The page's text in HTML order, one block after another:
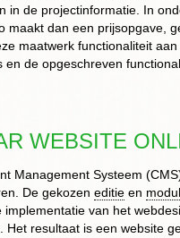
de projectinformatie. In
dan een prijsopgave,
maatwerk functionaliteit aan
de opgeschreven
WEBSITE
Management Systeem
De gekozen editieen
implementatie van het
resultaat is een website